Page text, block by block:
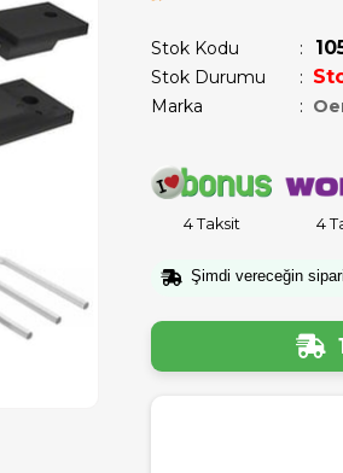
Stok Kodu
Stok Durumu :
Marka :
4 Taksit 4
Şimdi vereceğin